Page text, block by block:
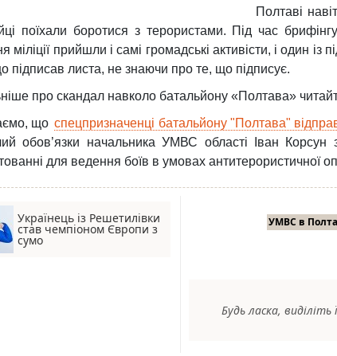
Полтаві
поїхали боротися з терористами. Під час
міліції прийшли і самі громадські активісти, і один із
підписав листа, не знаючи про те, що підписує.
про скандал навколо батальйону «Полтава»
що спецпризначенці батальйону "Полтава"
обов’язки начальника УМВС області Іван Корсун
для ведення боїв в умовах антитерористичної
Українець із Решетилівки
став чемпіоном Європи з
сумо
УМВС в
Будь ласка,